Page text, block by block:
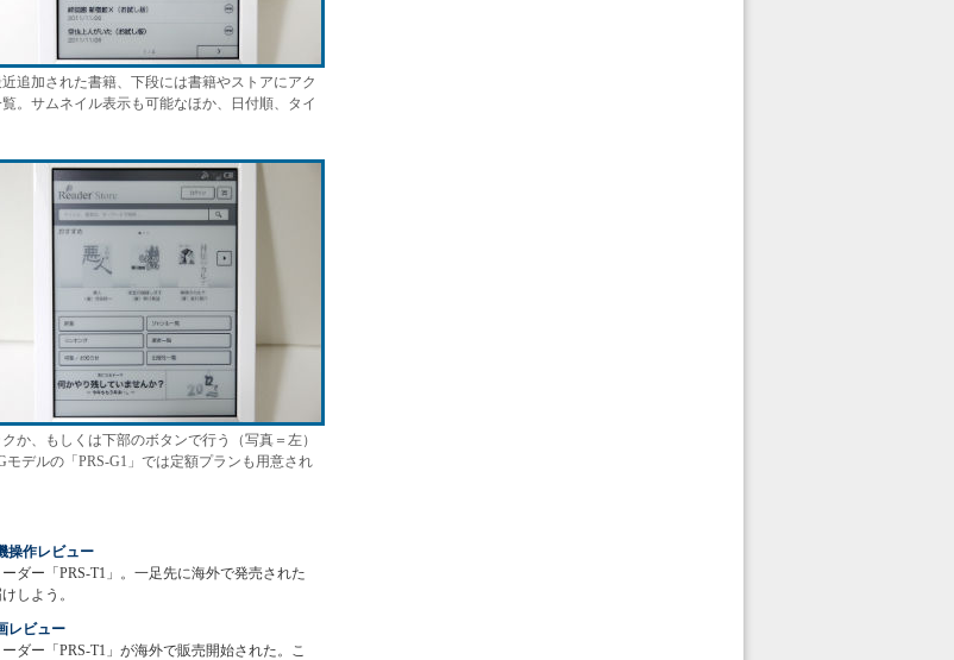
追加された書籍、下段には書籍やストアにアク
。サムネイル表示も可能なほか、日付順、タイ
か、もしくは下部のボタンで行う（写真＝左）
モデルの「PRS-G1」では定額プランも用意され
操作レビュー
ダー「PRS-T1」。一足先に海外で発売された
しよう。
レビュー
ダー「PRS-T1」が海外で販売開始された。こ